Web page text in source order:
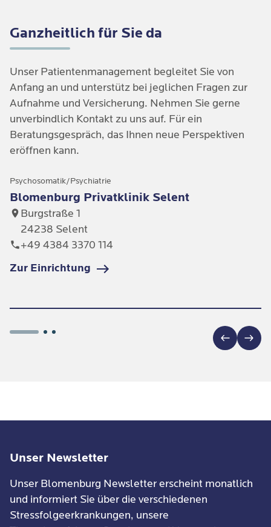
Ganzheitlich für Sie da
Unser Patientenmanagement begleitet Sie von
Anfang an und unterstütz bei jeglichen Fragen zur
Aufnahme und Versicherung. Nehmen Sie gerne
unverbindlich Kontakt zu uns auf. Für ein
Beratungsgespräch, das Ihnen neue Perspektiven
eröffnen kann.
Psychosomatik/Psychiatrie
Blomenburg Privatklinik Selent
Burgstraße 1
24238 Selent
+49 4384 3370 114
Zur Einrichtung
Unser Newsletter
Unser Blomenburg Newsletter erscheint monatlich
und informiert Sie über die verschiedenen
Stressfolgeerkrankungen, unsere